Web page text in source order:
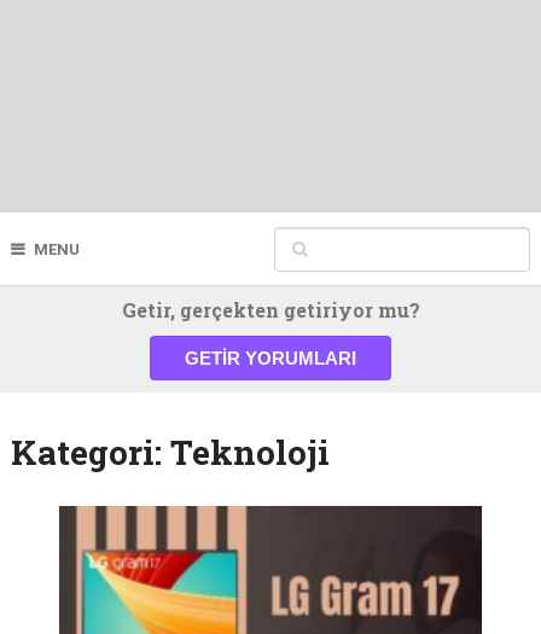
MENU
Getir, gerçekten getiriyor mu?
GETIR YORUMLARI
Kategori: Teknoloji